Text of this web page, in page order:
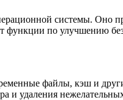
системы. Оно
функции по улучшению
файлы, кэш и
и удаления